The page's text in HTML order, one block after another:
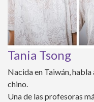
Tania Tsong
Nacida en Taiwán,
chino.
Una de las profesoras